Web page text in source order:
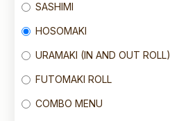
SASHIMI
HOSOMAKI
URAMAKI (IN AND OUT ROLL)
FUTOMAKI ROLL
COMBO MENU